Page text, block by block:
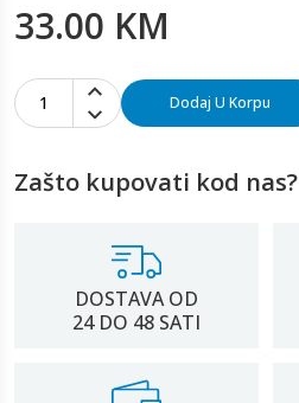
33.00 KM
1 Dodaj U Korpu
Zašto kupovati kod nas?
DOSTAVA OD
24 DO 48 SATI